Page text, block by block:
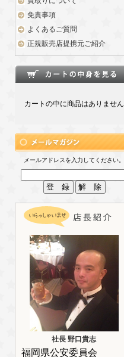
免責事項
よくあるご質問
正規販売店提携元ご紹介
カートの中に商品はありません
メールアドレスを入力してください。
社長 野口貴志
福岡県公安委員会